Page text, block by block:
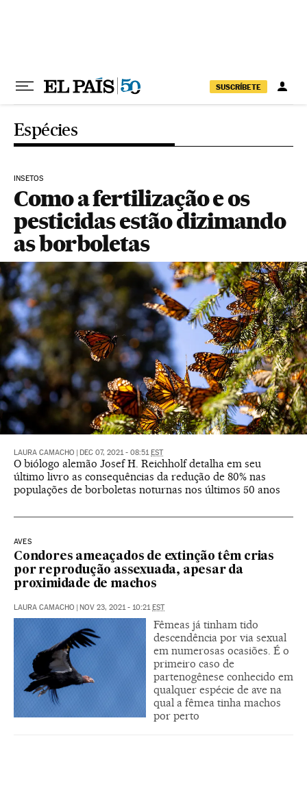
SUSCRÍBETE
Espécies
INSETOS
Como a fertilização e os
pesticidas estão dizimando
as borboletas
LAURA CAMACHO DEC 07, 2021 - 08:51 EST
O biólogo alemão Josef H. Reichholf detalha em seu
último livro as consequências da redução de 80% nas
populações de borboletas noturnas nos últimos 50 anos
AVES
Condores ameaçados de extinção têm crias
por reprodução assexuada, apesar da
proximidade de machos
LAURA CAMACHO NOV 23, 2021 - 10:21 EST
Fêmeas já tinham tido
descendência por via sexual
em numerosas ocasiões. É o
primeiro caso de
partenogênese conhecido em
qualquer espécie de ave na
qual a fêmea tinha machos
por perto